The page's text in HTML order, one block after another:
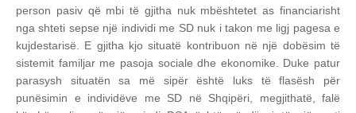
person pasiv që mbi të gjitha nuk mbështetet as financiarisht
nga shteti sepse një individi me SD nuk i takon me ligj pagesa e
kujdestarisë. E gjitha kjo situatë kontribuon në një dobësim të
sistemit familjar me pasoja sociale dhe ekonomike. Duke patur
parasysh situatën sa më sipër është luks të flasësh për
punësimin e individëve me SD në Shqipëri, megjithatë, falë